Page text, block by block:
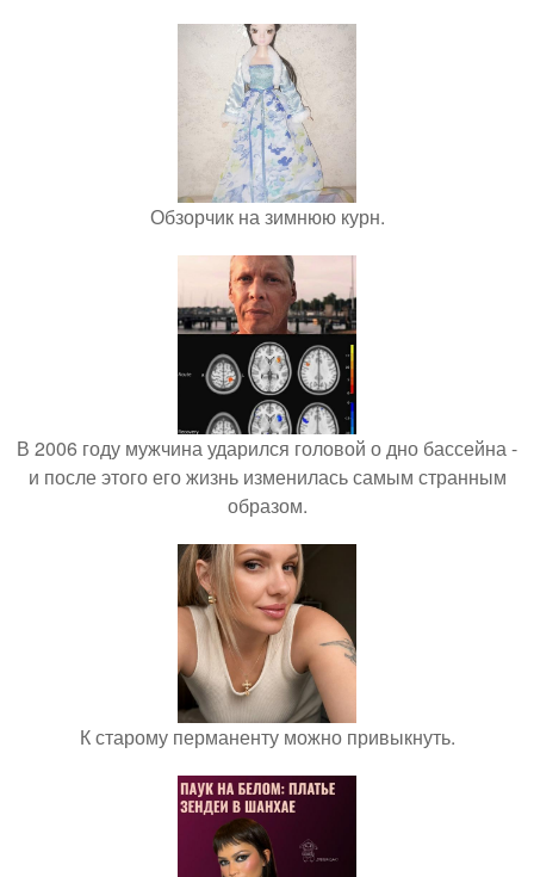
Обзорчик на зимнюю курн.
В 2006 году мужчина ударился головой о дно бассейна -
и после этого его жизнь изменилась самым странным
образом.
К старому перманенту можно привыкнуть.